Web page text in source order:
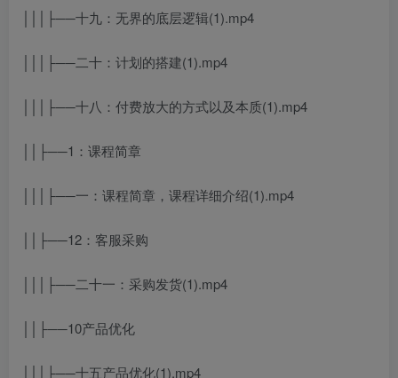
│││├──十九：无界的底层逻辑(1).mp4
│││├──二十：计划的搭建(1).mp4
│││├──十八：付费放大的方式以及本质(1).mp4
││├──1：课程简章
│││├──一：课程简章，课程详细介绍(1).mp4
││├──12：客服采购
│││├──二十一：采购发货(1).mp4
││├──10产品优化
│││├──十五产品优化(1).mp4